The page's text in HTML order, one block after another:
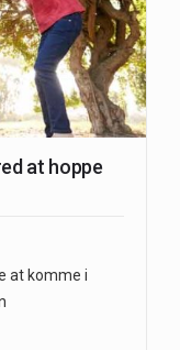
at hoppe
at komme i